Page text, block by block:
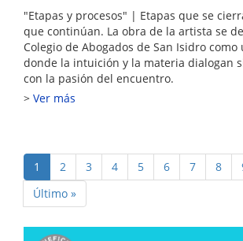
"Etapas y procesos" | Etapas que se
que continúan. La obra de la artista se
Colegio de Abogados de San Isidro
donde la intuición y la materia dialogan
con la pasión del encuentro.
Ver más
Paginación
Página
actual
1 Page
2 Page
3 Page
4 Page
5 Page
6 Page
7 Page
8
Última
página
Último »